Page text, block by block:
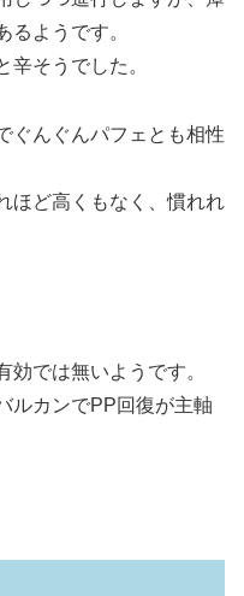
るようです。
辛そうでした。
ぐんぐんパフェとも相性
ほど高くもなく、慣れれ
では無いようです。
ルカンでPP回復が主軸